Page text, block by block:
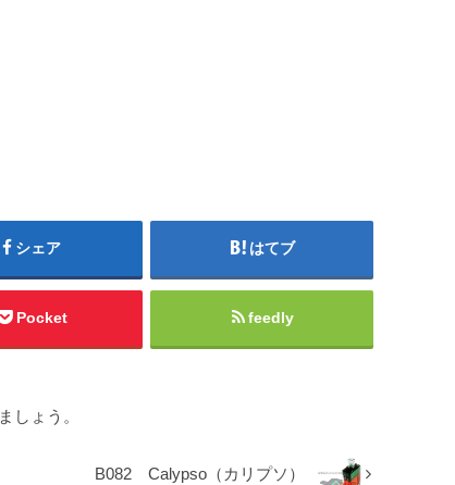
シェア はてブ
Pocket feedly
しょう。
B082 Calypso（カリプソ）